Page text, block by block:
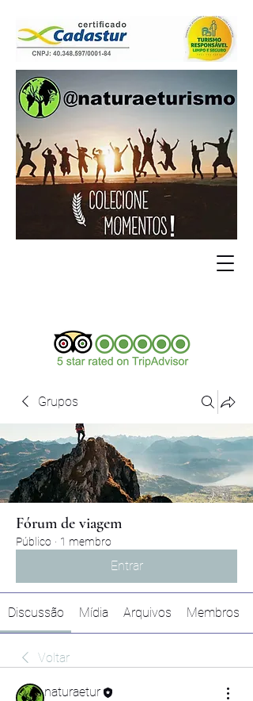
Grupos
Fórum de viagem
Público · 1 membro
Entrar
Discussão Mídia Arquivos Membros
Voltar
naturaetur